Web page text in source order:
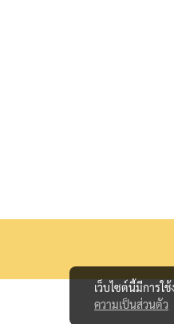
เว็บไซต์นี้มีการใ
ความเป็นส่วนตัว